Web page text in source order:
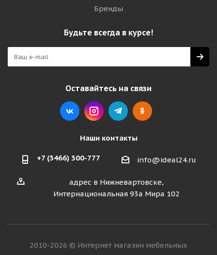
Бренды
Будьте всегда в курсе!
Оставайтесь на связи
Наши контакты
+7 (3466) 300-777 info@ideal24.ru
адрес в Нижневартовске,
Интернациональная 93а Мира 102
2010-2026 © Интернет магазин мебельных